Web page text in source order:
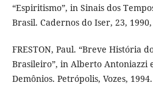
“Espiritismo”, in Sinais dos
Brasil. Cadernos do Iser, 23,
FRESTON, Paul. “Breve História
Brasileiro”, in Alberto Antoniazzi
Demônios. Petrópolis, Vozes, 1994.